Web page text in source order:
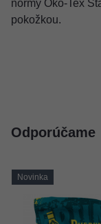
normy Öko-Tex
pokožkou.
Odporúčame
Novinka